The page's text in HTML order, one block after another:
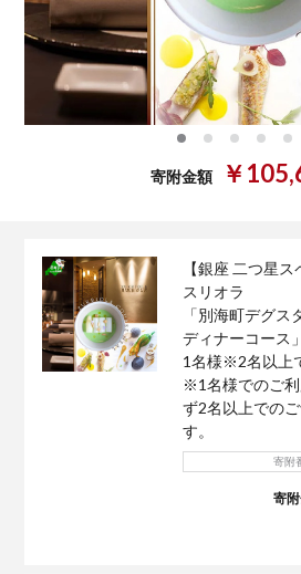
寄附金額 ￥
【銀座 二つ星ス
スリオラ
「別海町デグス
ディナーコース
1名様※2名以上
※1名様でのご
ず2名以上での
す。
寄附
寄附